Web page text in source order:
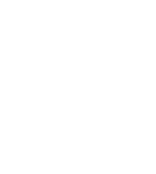
hinzufügen